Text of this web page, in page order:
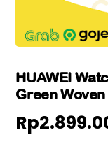
HUAWEI
Green
Rp